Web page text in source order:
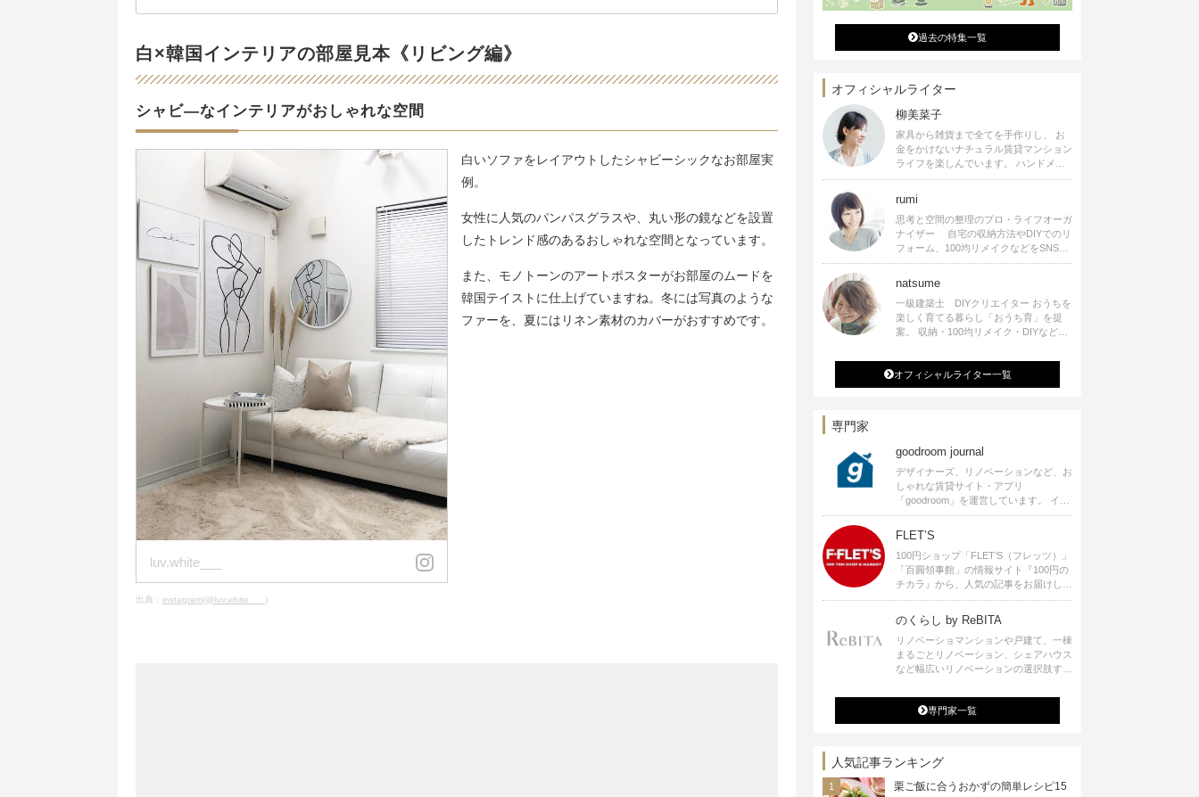
白×韓国インテリアの部屋見本《リビング編》
シャビ―なインテリアがおしゃれな空間
luv.white___
出典： instagram(@luv.white___)
白いソファをレイアウトしたシャビーシックなお部屋実
例。
女性に人気のパンパスグラスや、丸い形の鏡などを設置
したトレンド感のあるおしゃれな空間となっています。
また、モノトーンのアートポスターがお部屋のムードを
韓国テイストに仕上げていますね。冬には写真のような
ファーを、夏にはリネン素材のカバーがおすすめです。
過去の特集一覧
オフィシャルライター
柳美菜子
家具から雑貨まで全てを手作りし、 お
金をかけないナチュラル賃貸マンション
ライフを楽しんでいます。 ハンドメイ
ド雑貨やインテリアに関する著書も出
ます。
rumi
思考と空間の整理のプロ・ライフオーガ
ナイザー 自宅の収納方法やDIYでのリ
フォーム、100均リメイクなどをSNSで
公開中。 収納やリメイク、インテリア
シピ提供、店舗プロデュース 2016年９
月に宝島社より【Rumiのおうち時間を
楽しむインテリア】を出版しました。
natsume
一級建築士 DIYクリエイター おうちを
楽しく育てる暮らし「おうち育」を提
案。 収納・100均リメイク・DIYなどお
発信中。 著書 なつめさんちの新しい
のになつかしいアンティークな部屋つく
り 雑誌掲載・TV出演・コラム執筆・
オフィシャルライター一覧
専門家
goodroom journal
デザイナーズ、リノベーションなど、お
しゃれな賃貸サイト・アプリ
「goodroom」を運営しています。 イン
テリアや、ひとり暮らし、ふたり暮らし
のアイディアなど、賃貸でも自分らしい
暮らしを楽しむためのヒントをお届けし
ます。
FLET’S
100円ショップ「FLET’S（フレッツ）」
「百圓領事館」の情報サイト『100円の
チカラ』から、人気の記事をお届けしま
す。
のくらし by ReBITA
リノベーショマンションや戸建て、一棟
まるごとリノベーション、シェアハウス
など幅広いリノベーションの選択肢すべ
ジ・シェアスペースなど、「住む」だけ
ではなく「働く」「遊ぶ」「学ぶ」「旅
する」といった領域でも、暮らしや生き
専門家一覧
人気記事ランキング
栗ご飯に合うおかずの簡単レシピ15